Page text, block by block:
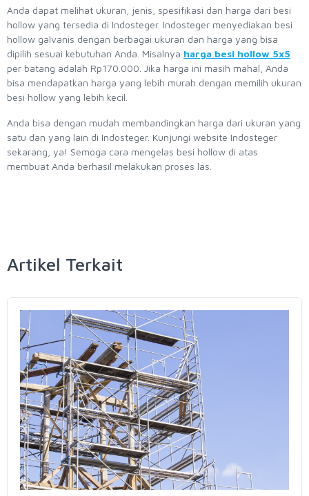
Anda dapat melihat ukuran, jenis, spesifikasi dan harga dari besi
hollow yang tersedia di Indosteger. Indosteger menyediakan besi
hollow galvanis dengan berbagai ukuran dan harga yang bisa
dipilih sesuai kebutuhan Anda. Misalnya harga besi hollow 5x5
per batang adalah Rp170.000. Jika harga ini masih mahal, Anda
bisa mendapatkan harga yang lebih murah dengan memilih ukuran
besi hollow yang lebih kecil.
Anda bisa dengan mudah membandingkan harga dari ukuran yang
satu dan yang lain di Indosteger. Kunjungi website Indosteger
sekarang, ya! Semoga cara mengelas besi hollow di atas
membuat Anda berhasil melakukan proses las.
Artikel Terkait